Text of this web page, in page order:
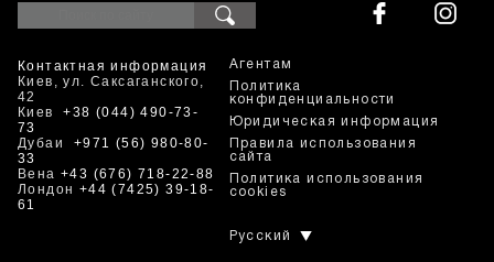
Контактная информация
Киев, ул. Саксаганского,
42
Киев+38 (044) 490-73-
73
Дубаи +971 (56) 980-80-
33
Вена +43 (676) 718-22-88
Лондон +44 (7425) 39-18-
61
Агентам
Политика
конфиденциальности
Юридическая информация
Правила использования
сайта
Политика использования
cookies
Русский